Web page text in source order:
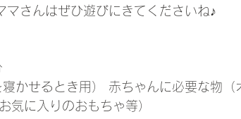
さんはぜひ遊びにきてくださいね♪
かせるとき用） 赤ちゃんに必要な物（
気に入りのおもちゃ等）